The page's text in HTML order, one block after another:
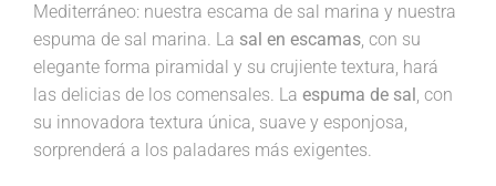
Mediterráneo: nuestra escama de sal marina y nuestra
espuma de sal marina. La sal en escamas, con su
elegante forma piramidal y su crujiente textura, hará
las delicias de los comensales. La espuma de sal, con
su innovadora textura única, suave y esponjosa,
sorprenderá a los paladares más exigentes.